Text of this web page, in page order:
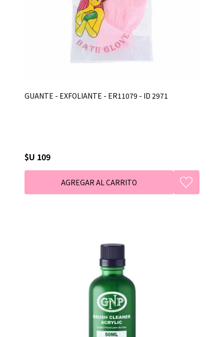
GUANTE - EXFOLIANTE - ER11079 - ID 2971
$U 109